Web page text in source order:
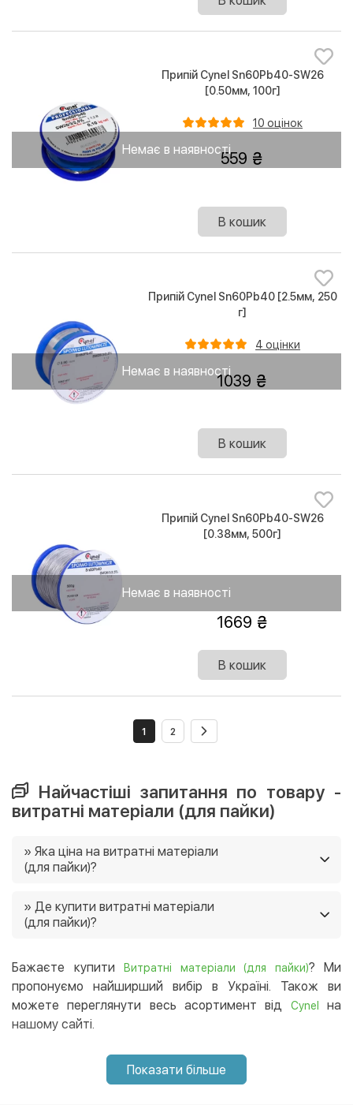
Немає в наявності
Припій Cynel Sn60Pb40-SW26
[0.50мм, 100г]
10 оцінок
559
В кошик
Немає в наявності
Припій Cynel Sn60Pb40 [2.5мм, 250
г]
4 оцінки
1039
В кошик
Немає в наявності
Припій Cynel Sn60Pb40-SW26
[0.38мм, 500г]
1669
В кошик
1 2
Найчастіші запитання по товару -
витратні матеріали (для пайки)
» Яка ціна на витратні матеріали
(для пайки)?
магазині від 19 грн. Ще у нас постійно діють акції, і
часто є можливість придбати товар зі знижками 🙂
» Де купити витратні матеріали
(для пайки)?
нашому інтернет-магазині, і ми доставимо їх в будь-
який регіон України. 😉
Бажаєте купити Витратні матеріали (для пайки)? Ми
пропонуємо найширший вибір в Україні. Також ви
можете переглянути весь асортимент від
Cynel
на
нашому сайті.
Показати більше